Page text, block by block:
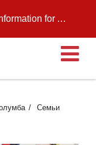
August 11, 2026
Семьи